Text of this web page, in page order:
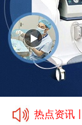
热点资讯丨